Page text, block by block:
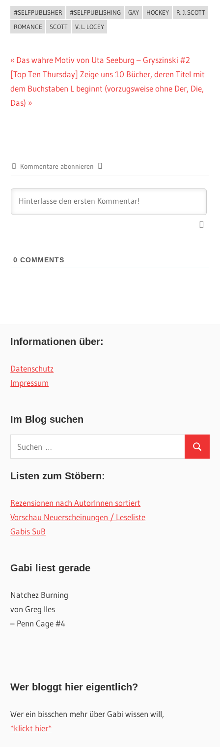
BUCHIGES
#SELFPUBLISHER #SELFPUBLISHING GAY HOCKEY
R. J. SCOTT
ROMANCE
SCOTT V. L. LOCEY
Beitragsnavigation
Vorheriger
Beitrag:
Das wahre Motiv von Uta Seeburg – Gryszinski #2
Nächster
Beitrag:
[Top Ten Thursday] Zeige uns 10 Bücher, deren Titel mit
dem Buchstaben L beginnt (vorzugsweise ohne Der, Die,
Das)
Kommentare abonnieren
0 COMMENTS
Informationen über:
Datenschutz
Impressum
Im Blog suchen
Suchen
nach:
Suchen
Listen zum Stöbern:
Rezensionen nach AutorInnen sortiert
Vorschau Neuerscheinungen / Leseliste
Gabis SuB
Gabi liest gerade
Natchez Burning
von Greg Iles
– Penn Cage #4
Wer bloggt hier eigentlich?
Wer ein bisschen mehr über Gabi wissen will,
*klickt hier*